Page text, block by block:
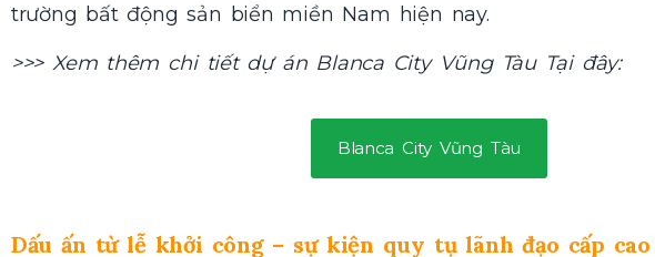
trường bất động sản biển miền Nam hiện nay.
>>> Xem thêm chi tiết dự án Blanca City Vũng Tàu Tại đây:
Blanca City Vũng Tàu
Dấu ấn từ lễ khởi công – sự kiện quy tụ lãnh đạo cấp cao